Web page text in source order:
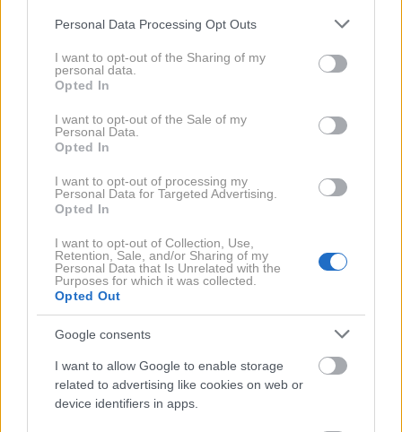
Please note that this website/app uses one or more Google
not limited to your visit or usage behaviour. You may click to
grant or deny consent to Google and its third-party tags to
use your data for below specified purposes in below Google
consent section.
Personal Data Processing Opt Outs
I want to opt-out of the Sharing of my
personal data.
Opted In
I want to opt-out of the Sale of my
Personal Data.
Opted In
I want to opt-out of processing my
Personal Data for Targeted Advertising.
Opted In
I want to opt-out of Collection, Use,
Retention, Sale, and/or Sharing of my
Personal Data that Is Unrelated with the
Purposes for which it was collected.
Opted Out
Google consents
I want to allow Google to enable storage
related to advertising like cookies on web or
device identifiers in apps.
Njena kariera se je začela v 90. letih prejšnjega
stoletja, ko je nastopala na različnih glasbenih
Justyna, ki ji je prinesel veliko pozornosti in jo
uveljavil kot obetavno pevko. Istega leta je s pesmijo
nastopila na Evroviziji, kjer je zasedla 18.
mesto. Njeni najbolj znani hiti vključujejo pesmi, kot
Za zdrowie panie Miłość in Kocham cię